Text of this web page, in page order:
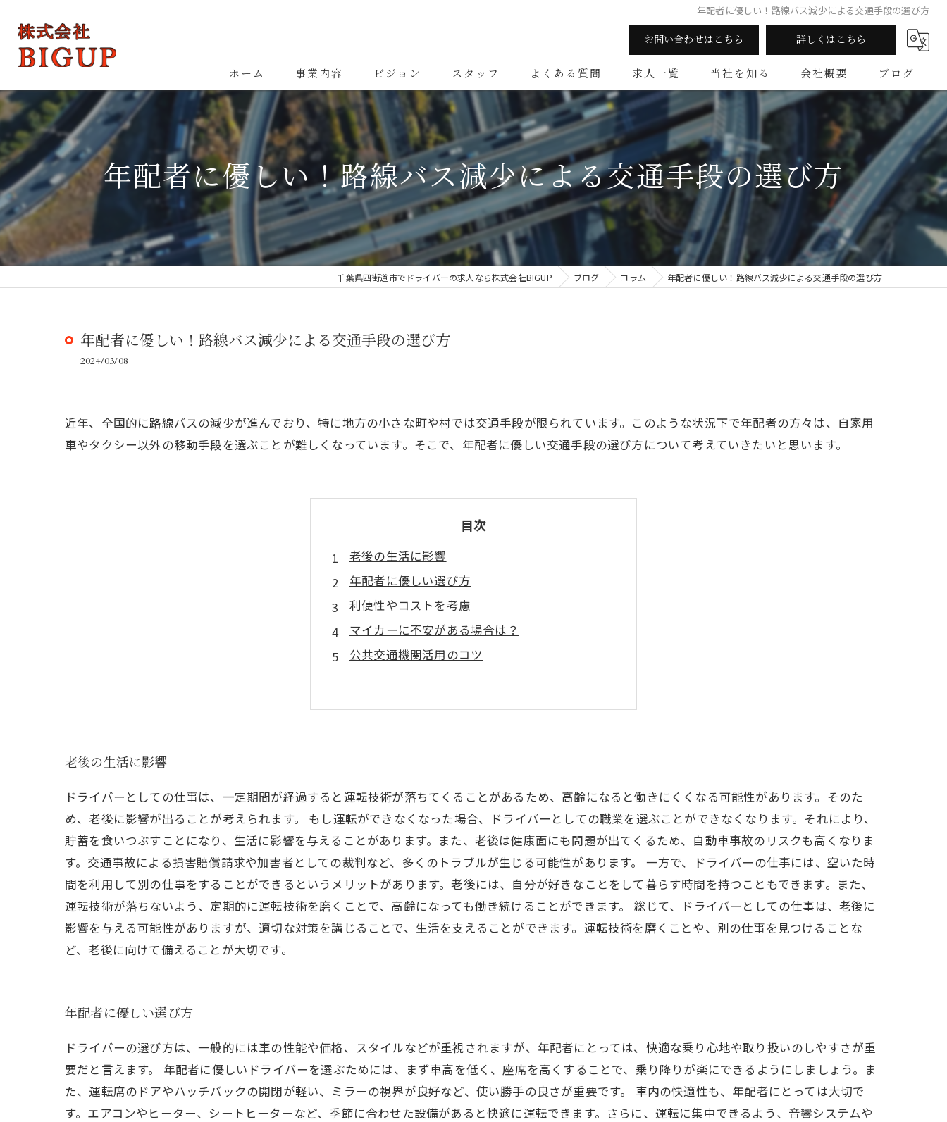
年配者に優しい！路線バス減少による交通手段の選び方
お問い合わせはこちら 詳しくはこちら
ホーム 事業内容 ビジョン スタッフ よくある質問 求人一覧 当社を知る
業務委託
中型
年齢不問
女性
会社概要 ブログ
コラム
年配者に優しい！路線バス減少による交通手段の選び方
千葉県四街道市でドライバーの求人なら株式会社BIGUP ブログ コラム 年配者に優しい！路線バス減少による交通手段の選び方
年配者に優しい！路線バス減少による交通手段の選び方
2024/03/08
近年、全国的に路線バスの減少が進んでおり、特に地方の小さな町や村では交通手段が限られています。このような状況下で年配者の方々は、自家用
車やタクシー以外の移動手段を選ぶことが難しくなっています。そこで、年配者に優しい交通手段の選び方について考えていきたいと思います。
目次
老後の生活に影響
年配者に優しい選び方
利便性やコストを考慮
マイカーに不安がある場合は？
公共交通機関活用のコツ
老後の生活に影響
ドライバーとしての仕事は、一定期間が経過すると運転技術が落ちてくることがあるため、高齢になると働きにくくなる可能性があります。そのた
め、老後に影響が出ることが考えられます。 もし運転ができなくなった場合、ドライバーとしての職業を選ぶことができなくなります。それにより、
貯蓄を食いつぶすことになり、生活に影響を与えることがあります。また、老後は健康面にも問題が出てくるため、自動車事故のリスクも高くなりま
す。交通事故による損害賠償請求や加害者としての裁判など、多くのトラブルが生じる可能性があります。 一方で、ドライバーの仕事には、空いた時
間を利用して別の仕事をすることができるというメリットがあります。老後には、自分が好きなことをして暮らす時間を持つこともできます。また、
運転技術が落ちないよう、定期的に運転技術を磨くことで、高齢になっても働き続けることができます。 総じて、ドライバーとしての仕事は、老後に
影響を与える可能性がありますが、適切な対策を講じることで、生活を支えることができます。運転技術を磨くことや、別の仕事を見つけることな
ど、老後に向けて備えることが大切です。
年配者に優しい選び方
ドライバーの選び方は、一般的には車の性能や価格、スタイルなどが重視されますが、年配者にとっては、快適な乗り心地や取り扱いのしやすさが重
要だと言えます。 年配者に優しいドライバーを選ぶためには、まず車高を低く、座席を高くすることで、乗り降りが楽にできるようにしましょう。ま
た、運転席のドアやハッチバックの開閉が軽い、ミラーの視界が良好など、使い勝手の良さが重要です。 車内の快適性も、年配者にとっては大切で
す。エアコンやヒーター、シートヒーターなど、季節に合わせた設備があると快適に運転できます。さらに、運転に集中できるよう、音響システムや